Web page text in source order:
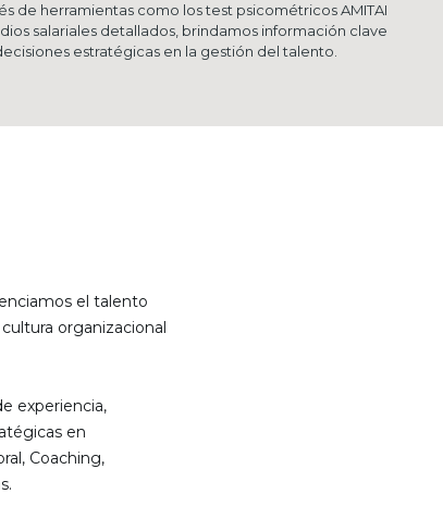
de herramientas como los test psicométricos AMITAI
salariales detallados, brindamos información clave
estratégicas en la gestión del talento.
el talento
organizacional
experiencia,
en
Coaching,